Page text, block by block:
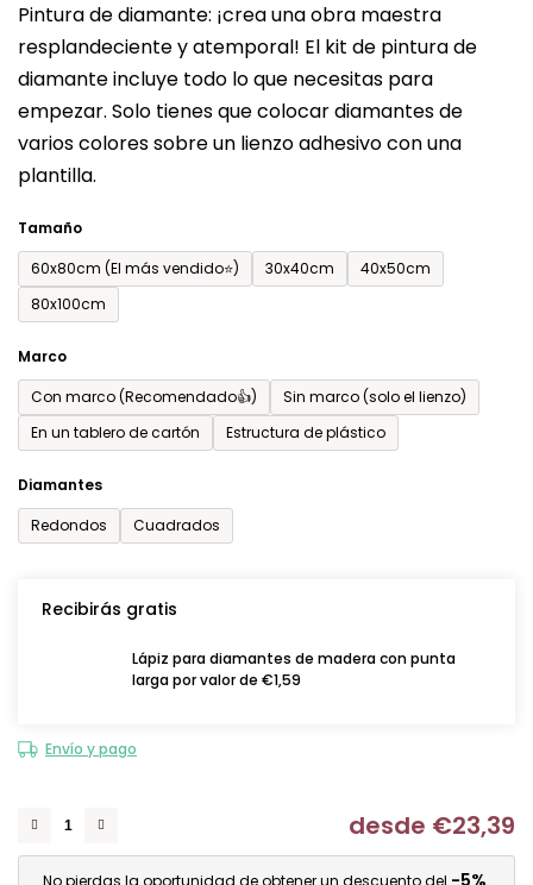
Pintura de diamante: ¡crea una obra maestra
resplandeciente y atemporal! El kit de pintura de
diamante incluye todo lo que necesitas para
empezar. Solo tienes que colocar diamantes de
varios colores sobre un lienzo adhesivo con una
plantilla.
Tamaño
60x80cm (El más vendido⭐)
30x40cm
40x50cm
80x100cm
Marco
Con marco (Recomendado👍)
Sin marco (solo el lienzo)
En un tablero de cartón
Estructura de plástico
Diamantes
Redondos
Cuadrados
Recibirás gratis
Lápiz para diamantes de madera con punta
larga por valor de €1,59
Envío y pago
desde €23,39
producto
es
de
0,0
sobre
5